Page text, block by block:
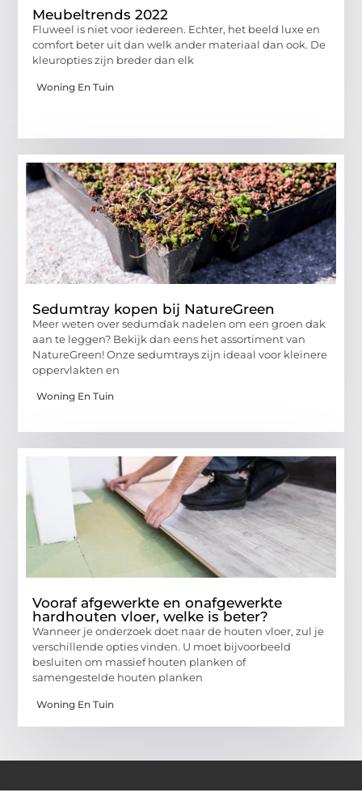
Meubeltrends 2022
Fluweel is niet voor iedereen. Echter, het beeld luxe en
comfort beter uit dan welk ander materiaal dan ook. De
kleuropties zijn breder dan elk
Woning En Tuin
Sedumtray kopen bij NatureGreen
Meer weten over sedumdak nadelen om een groen dak
aan te leggen? Bekijk dan eens het assortiment van
NatureGreen! Onze sedumtrays zijn ideaal voor kleinere
oppervlakten en
Woning En Tuin
Vooraf afgewerkte en onafgewerkte
hardhouten vloer, welke is beter?
Wanneer je onderzoek doet naar de houten vloer, zul je
verschillende opties vinden. U moet bijvoorbeeld
besluiten om massief houten planken of
samengestelde houten planken
Woning En Tuin